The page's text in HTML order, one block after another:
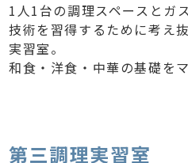
1人1台の調理スペースとガ
技術を習得するために考え
実習室。
和食・洋食・中華の基礎を
第三調理実習室